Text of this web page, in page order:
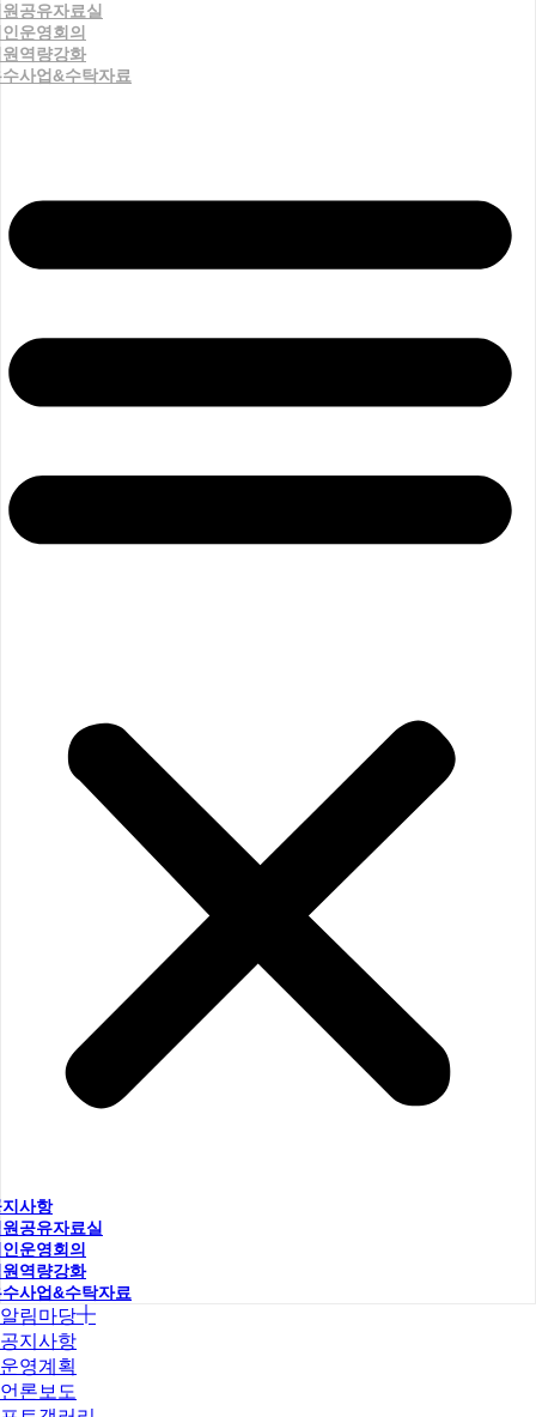
공유자료실
운영회의
역량강화
사업&수탁자료
사항
공유자료실
운영회의
역량강화
사업&수탁자료
알림마당
공지사항
운영계획
언론보도